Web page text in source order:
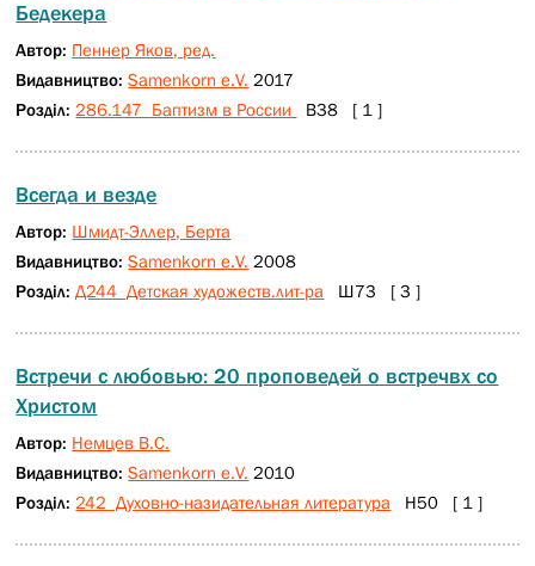
Бедекера
Автор: Пеннер Яков, ред.
Видавництво:Samenkorn e.V. 2017
Розділ: 286.147 Баптизм в России В38 [ 1 ]
Всегда и везде
Автор: Шмидт-Эллер, Берта
Видавництво:Samenkorn e.V. 2008
Розділ: Д244 Детская художеств.лит-ра Ш73 [ 3 ]
Встречи с любовью: 20 проповедей о встречвх со
Христом
Автор: Немцев В.С.
Видавництво:Samenkorn e.V. 2010
Розділ: 242 Духовно-назидательная литература Н50 [ 1 ]